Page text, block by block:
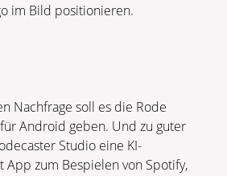
im Bild positionieren.
Nachfrage soll es die Rode
Android geben. Und zu guter
Studio eine KI-
App zum Bespielen von Spotify,